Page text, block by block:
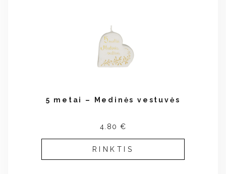
5 metai – Medinės vestuvės
4.80 €
RINKTIS